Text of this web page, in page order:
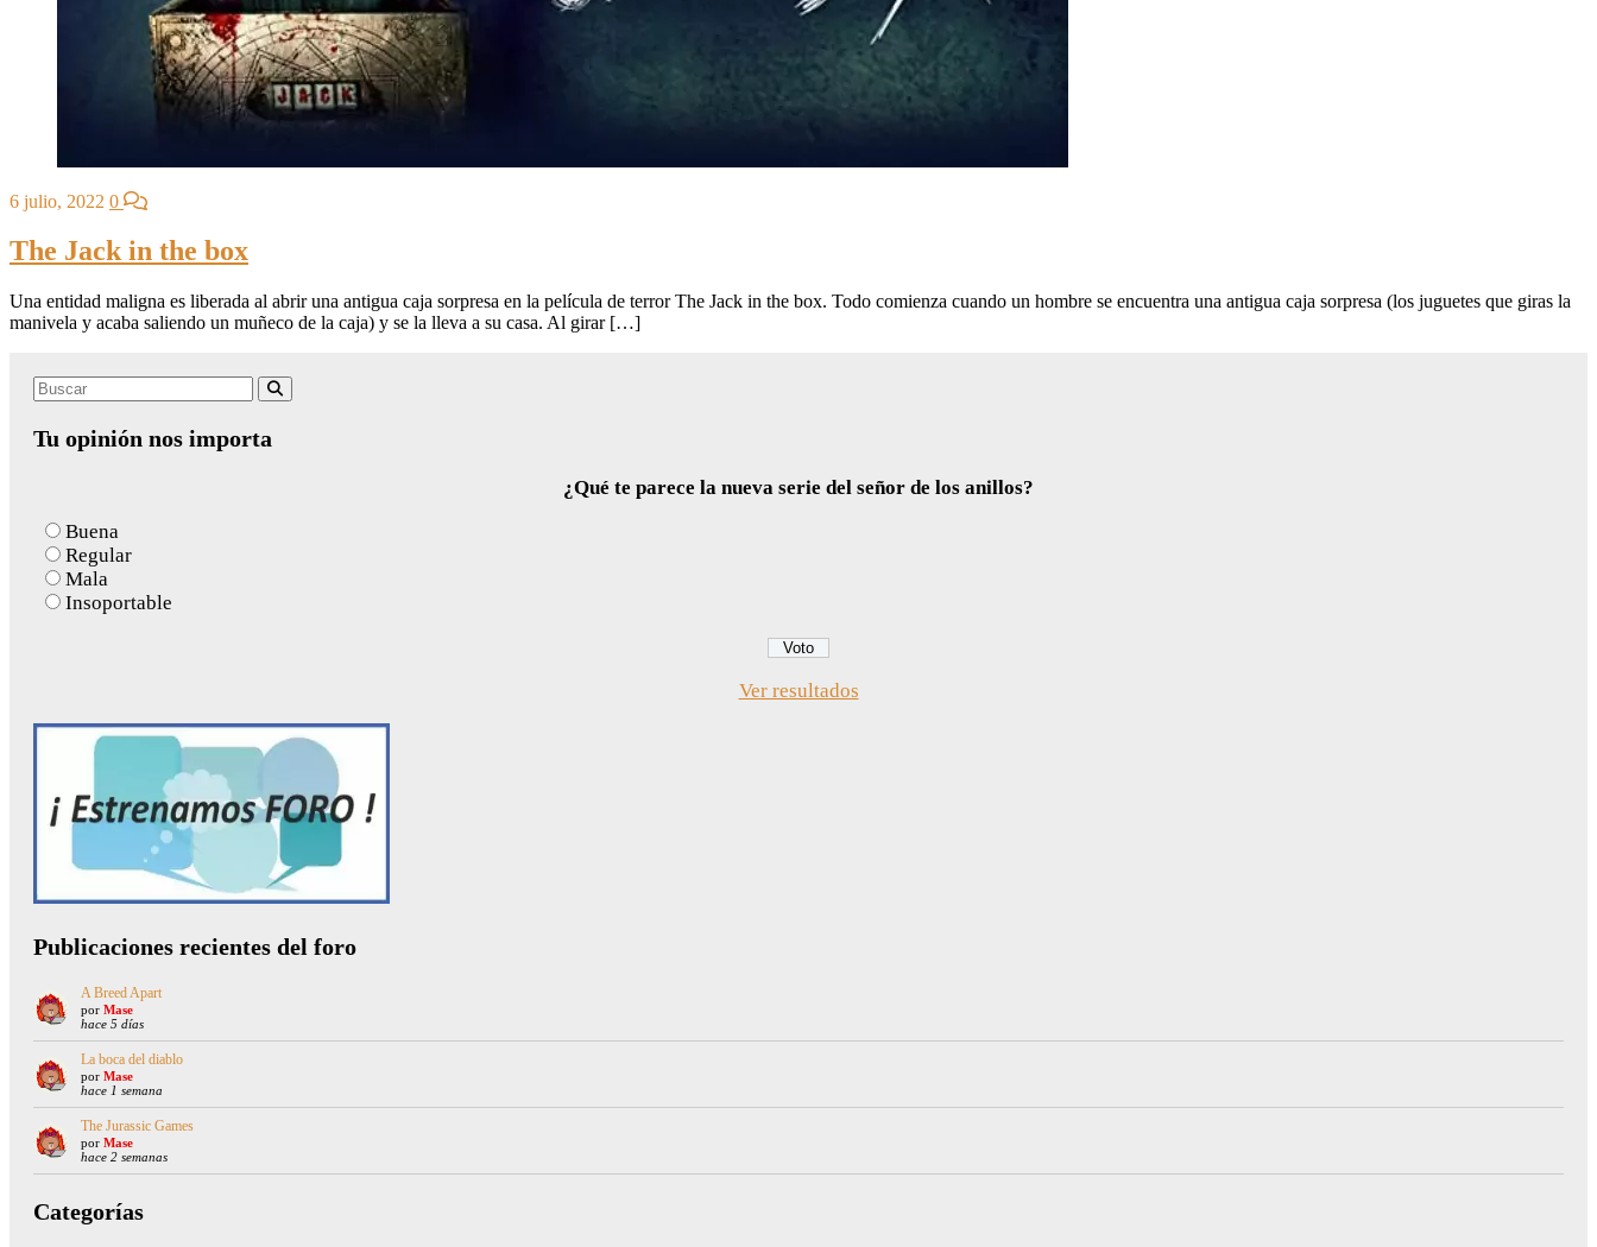
6 julio, 2022 0
The Jack in the box
Una entidad maligna es liberada al abrir una antigua caja sorpresa en la película de terror The Jack in the box. Todo comienza cuando un hombre se encuentra una antigua caja sorpresa (los juguetes que giras la
manivela y acaba saliendo un muñeco de la caja) y se la lleva a su casa. Al girar […]
Search
Tu opinión nos importa
¿Qué te parece la nueva serie del señor de los anillos?
Buena
Regular
Mala
Insoportable
Ver resultados
Publicaciones recientes del foro
A Breed Apart
por Mase
hace 5 días
La boca del diablo
por Mase
hace 1 semana
The Jurassic Games
por Mase
hace 2 semanas
Categorías